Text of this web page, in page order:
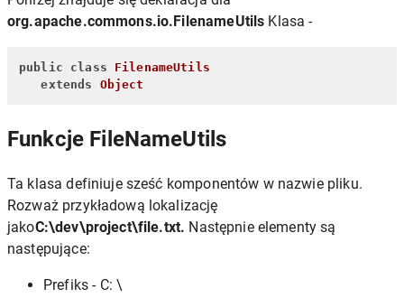
org.apache.commons.io.FilenameUtils Klasa -
public class
FilenameUtils
extends
Object
Funkcje FileNameUtils
Ta klasa definiuje sześć komponentów w nazwie pliku.
Rozważ przykładową lokalizację
jakoC:\dev\project\file.txt. Następnie elementy są
następujące:
Prefiks - C: \